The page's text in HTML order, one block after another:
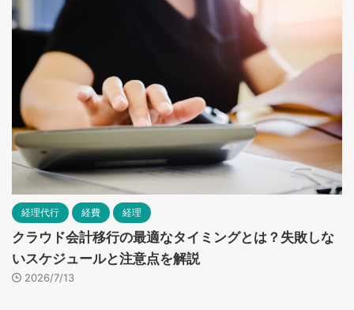
経理代行 経費 経理
クラウド会計移行の最適なタイミングとは？失敗しな
いスケジュールと注意点を解説
2026/7/13